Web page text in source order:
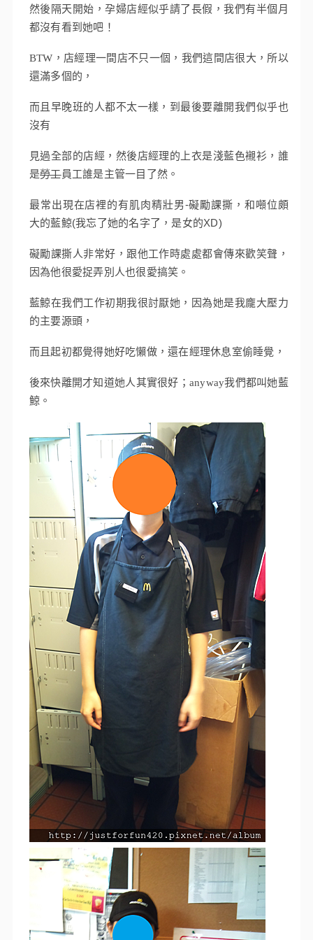
然後隔天開始，孕婦店經似乎請了長假，我們有半個月
都沒有看到她吧！
BTW，店經理一間店不只一個，我們這間店很大，所以
還滿多個的，
而且早晚班的人都不太一樣，到最後要離開我們似乎也
沒有
見過全部的店經，然後店經理的上衣是淺藍色襯衫，誰
是勞工員工誰是主管一目了然。
最常出現在店裡的有肌肉精壯男-礙勵課撕，和噸位頗
大的藍鯨(我忘了她的名字了，是女的XD)
礙勵課撕人非常好，跟他工作時處處都會傳來歡笑聲，
因為他很愛捉弄別人也很愛搞笑。
藍鯨在我們工作初期我很討厭她，因為她是我龐大壓力
的主要源頭，
而且起初都覺得她好吃懶做，還在經理休息室偷睡覺，
後來快離開才知道她人其實很好；anyway我們都叫她藍
鯨。